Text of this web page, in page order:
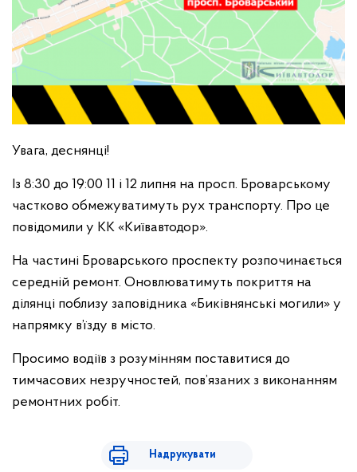
Увага, деснянці!
Із 8:30 до 19:00 11 і 12 липня на просп. Броварському
частково обмежуватимуть рух транспорту. Про це
повідомили у КК «Київавтодор».
На частині Броварського проспекту розпочинається
середній ремонт. Оновлюватимуть покриття на
ділянці поблизу заповідника «Биківнянські могили» у
напрямку в’їзду в місто.
Просимо водіїв з розумінням поставитися до
тимчасових незручностей, пов’язаних з виконанням
ремонтних робіт.
Надрукувати